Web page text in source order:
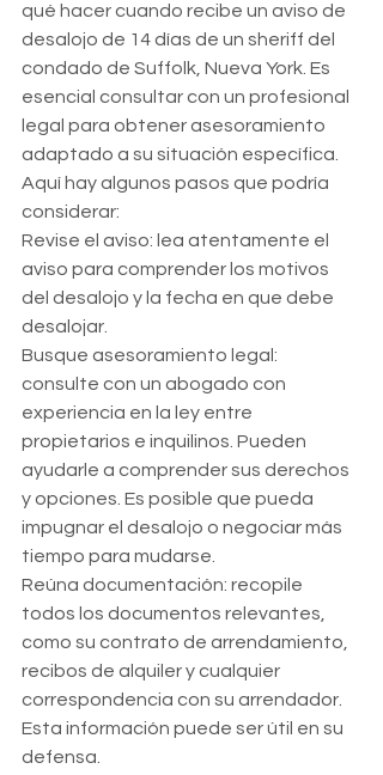
qué hacer cuando recibe un aviso de
desalojo de 14 días de un sheriff del
condado de Suffolk, Nueva York. Es
esencial consultar con un profesional
legal para obtener asesoramiento
adaptado a su situación específica.
Aquí hay algunos pasos que podría
considerar:
Revise el aviso: lea atentamente el
aviso para comprender los motivos
del desalojo y la fecha en que debe
desalojar.
Busque asesoramiento legal:
consulte con un abogado con
experiencia en la ley entre
propietarios e inquilinos. Pueden
ayudarle a comprender sus derechos
y opciones. Es posible que pueda
impugnar el desalojo o negociar más
tiempo para mudarse.
Reúna documentación: recopile
todos los documentos relevantes,
como su contrato de arrendamiento,
recibos de alquiler y cualquier
correspondencia con su arrendador.
Esta información puede ser útil en su
defensa.